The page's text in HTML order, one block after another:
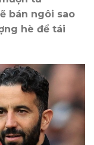
bán ngôi sao
hè để tái